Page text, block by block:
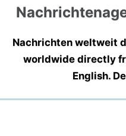
Nachrichten weltweit
worldwide directly
English.